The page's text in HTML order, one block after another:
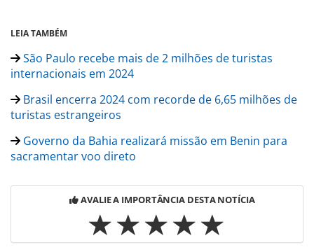
LEIA TAMBÉM
São Paulo recebe mais de 2 milhões de turistas
internacionais em 2024
Brasil encerra 2024 com recorde de 6,65 milhões de
turistas estrangeiros
Governo da Bahia realizará missão em Benin para
sacramentar voo direto
AVALIE A IMPORTÂNCIA DESTA NOTÍCIA